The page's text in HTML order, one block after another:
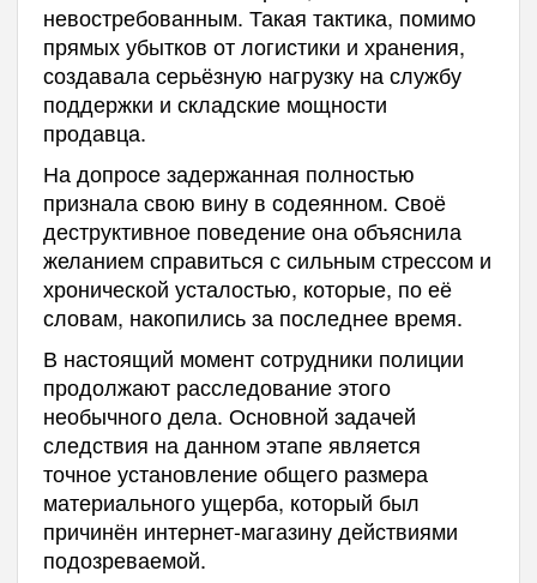
невостребованным. Такая тактика, помимо
прямых убытков от логистики и хранения,
создавала серьёзную нагрузку на службу
поддержки и складские мощности
продавца.
На допросе задержанная полностью
признала свою вину в содеянном. Своё
деструктивное поведение она объяснила
желанием справиться с сильным стрессом и
хронической усталостью, которые, по её
словам, накопились за последнее время.
В настоящий момент сотрудники полиции
продолжают расследование этого
необычного дела. Основной задачей
следствия на данном этапе является
точное установление общего размера
материального ущерба, который был
причинён интернет-магазину действиями
подозреваемой.